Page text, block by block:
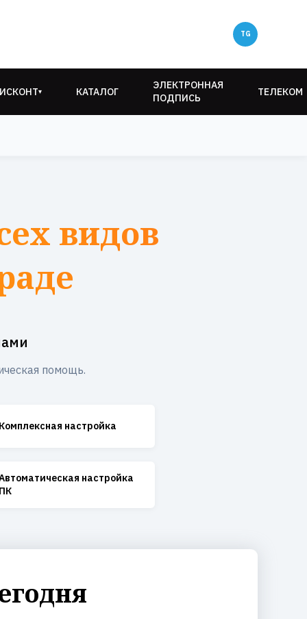
▾ КАТАЛОГ
ЭЛЕКТРОННАЯ
ПОДПИСЬ
ТЕЛЕКОМ
видов
помощь.
Комплексная настройка
настройка
ПК